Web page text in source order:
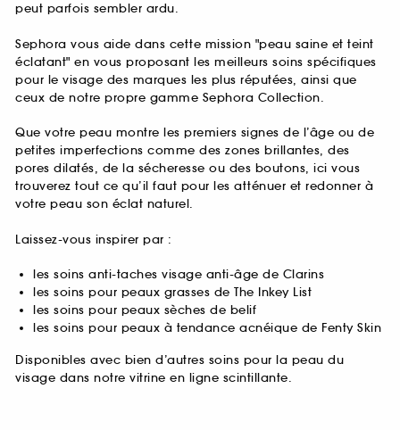
peut parfois sembler ardu.
Sephora vous aide dans cette mission "peau saine et teint
éclatant" en vous proposant les meilleurs soins spécifiques
pour le visage des marques les plus réputées, ainsi que
ceux de notre propre gamme Sephora Collection.
Que votre peau montre les premiers signes de l’âge ou de
petites imperfections comme des zones brillantes, des
pores dilatés, de la sécheresse ou des boutons, ici vous
trouverez tout ce qu’il faut pour les atténuer et redonner à
votre peau son éclat naturel.
Laissez-vous inspirer par :
les soins anti-taches visage anti-âge de Clarins
les soins pour peaux grasses de The Inkey List
les soins pour peaux sèches de belif
les soins pour peaux à tendance acnéique de Fenty Skin
Disponibles avec bien d’autres soins pour la peau du
visage dans notre vitrine en ligne scintillante.